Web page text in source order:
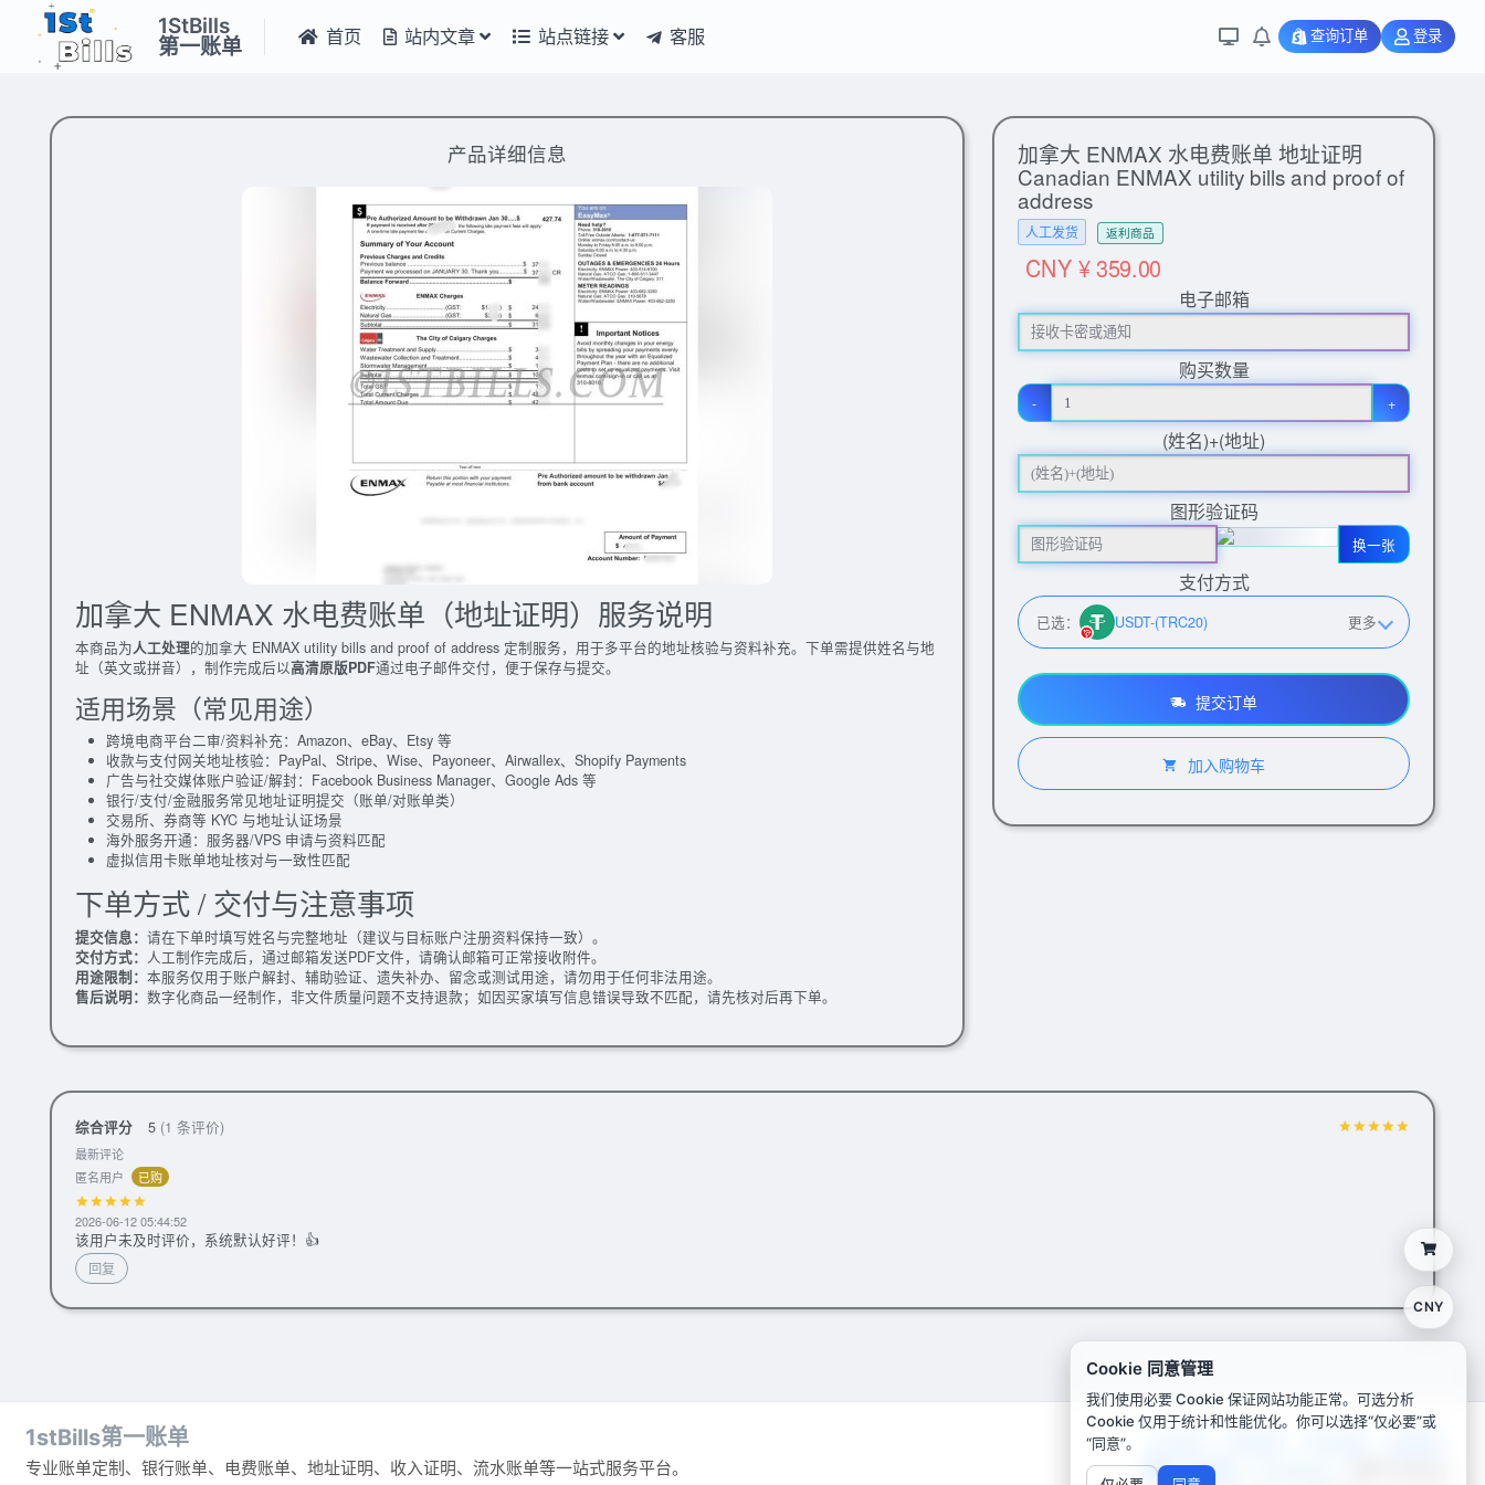
1StBills
第一账单
首页 站内文章 站点链接 客服 查询订单 登录
加拿大 ENMAX 水电费账单 地址证明
Canadian ENMAX utility bills and proof of
address
人工发货 返利商品
CNY ¥ 359.00
电子邮箱
购买数量
- +
(姓名)+(地址)
图形验证码
换一张
支付方式
已选： USDT-(TRC20) 更多
提交订单
加入购物车
产品详细信息
加拿大 ENMAX 水电费账单（地址证明）服务说明
本商品为人工处理的加拿大 ENMAX utility bills and proof of address 定制服务，用于多平台的地址核验与资料补充。下单需提供姓名与地
址（英文或拼音），制作完成后以高清原版PDF通过电子邮件交付，便于保存与提交。
适用场景（常见用途）
跨境电商平台二审/资料补充：Amazon、eBay、Etsy 等
收款与支付网关地址核验：PayPal、Stripe、Wise、Payoneer、Airwallex、Shopify Payments
广告与社交媒体账户验证/解封：Facebook Business Manager、Google Ads 等
银行/支付/金融服务常见地址证明提交（账单/对账单类）
交易所、券商等 KYC 与地址认证场景
海外服务开通：服务器/VPS 申请与资料匹配
虚拟信用卡账单地址核对与一致性匹配
下单方式 / 交付与注意事项
提交信息： 请在下单时填写姓名与完整地址（建议与目标账户注册资料保持一致）。
交付方式： 人工制作完成后，通过邮箱发送PDF文件，请确认邮箱可正常接收附件。
用途限制： 本服务仅用于账户解封、辅助验证、遗失补办、留念或测试用途，请勿用于任何非法用途。
售后说明： 数字化商品一经制作，非文件质量问题不支持退款；如因买家填写信息错误导致不匹配，请先核对后再下单。
综合评分 5 (1 条评价)
最新评论
匿名用户
已购
2026-06-12 05:44:52
该用户未及时评价，系统默认好评！👍
回复
1stBills第一账单
专业账单定制、银行账单、电费账单、地址证明、收入证明、流水账单等一站式服务平台。
Email邮箱
CNY
Cookie 同意管理
我们使用必要 Cookie 保证网站功能正常。可选分析
Cookie 仅用于统计和性能优化。你可以选择“仅必要”或
“同意”。